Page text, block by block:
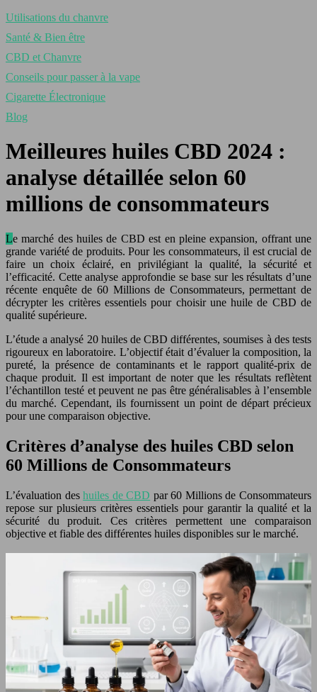
Utilisations du chanvre
Santé & Bien être
CBD et Chanvre
Conseils pour passer à la vape
Cigarette Électronique
Blog
Meilleures huiles CBD 2024 :
analyse détaillée selon 60
millions de consommateurs
Le marché des huiles de CBD est en pleine expansion, offrant une
grande variété de produits. Pour les consommateurs, il est crucial de
faire un choix éclairé, en privilégiant la qualité, la sécurité et
l’efficacité. Cette analyse approfondie se base sur les résultats d’une
récente enquête de 60 Millions de Consommateurs, permettant de
décrypter les critères essentiels pour choisir une huile de CBD de
qualité supérieure.
L’étude a analysé 20 huiles de CBD différentes, soumises à des tests
rigoureux en laboratoire. L’objectif était d’évaluer la composition, la
pureté, la présence de contaminants et le rapport qualité-prix de
chaque produit. Il est important de noter que les résultats reflètent
l’échantillon testé et peuvent ne pas être généralisables à l’ensemble
du marché. Cependant, ils fournissent un point de départ précieux
pour une comparaison objective.
Critères d’analyse des huiles CBD selon
60 Millions de Consommateurs
L’évaluation deshuiles de CBD par 60 Millions de Consommateurs
repose sur plusieurs critères essentiels pour garantir la qualité et la
sécurité du produit. Ces critères permettent une comparaison
objective et fiable des différentes huiles disponibles sur le marché.